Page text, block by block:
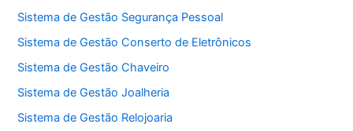
Sistema de Gestão Segurança Pessoal
Sistema de Gestão Conserto de Eletrônicos
Sistema de Gestão Chaveiro
Sistema de Gestão Joalheria
Sistema de Gestão Relojoaria